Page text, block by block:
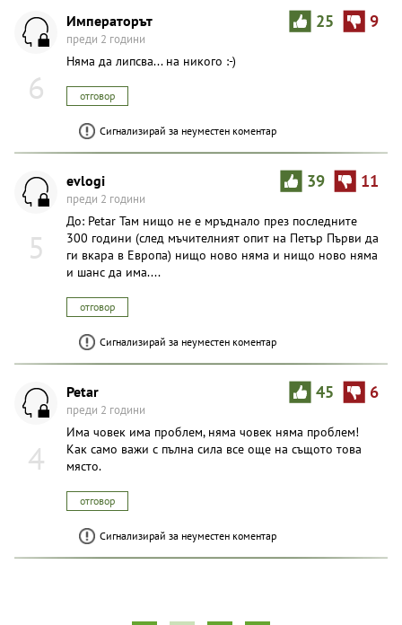
6
25 9
Импeраторът
преди 2 години
Няма да липсва... на никого :-)
отговор
Сигнализирай за неуместен коментар
5
39 11
evlogi
преди 2 години
До: Petar Там нищо не е мръднало през последните
300 години (след мъчителният опит на Петър Първи да
ги вкара в Европа) нищо ново няма и нищо ново няма
и шанс да има....
отговор
Сигнализирай за неуместен коментар
4
45 6
Petar
преди 2 години
Има човек има проблем, няма човек няма проблем!
Как само важи с пълна сила все още на същото това
място.
отговор
Сигнализирай за неуместен коментар